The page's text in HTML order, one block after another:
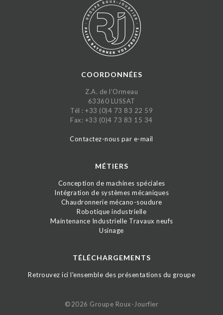
COORDONNÉES
Z.A. de l’Ormeau
63360 LUSSAT
Tél : +33 (0)4 73 83 22 59
Fax: +33 (0)4 73 83 15 34
Contactez-nous par e-mail
MÉTIERS
Conception de machines spéciales
Intégration de systèmes mécaniques
Chaudronnerie mécano-soudure
Robotique industrielle
Maintenance Industrielle Travaux neufs
Usinage
TÉLÉCHARGEMENTS
Retrouvez ici l'ensemble des présentations du groupe
©2026 Groupe Roux-Jourfier